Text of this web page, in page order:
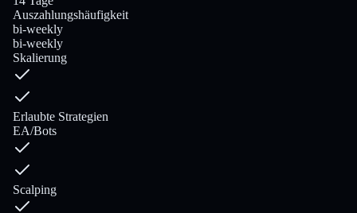
Auszahlungshäufigkeit
bi-weekly
bi-weekly
Skalierung
Erlaubte Strategien
EA/Bots
Scalping